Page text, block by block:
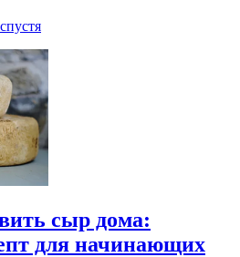
сыр дома:
для начинающих